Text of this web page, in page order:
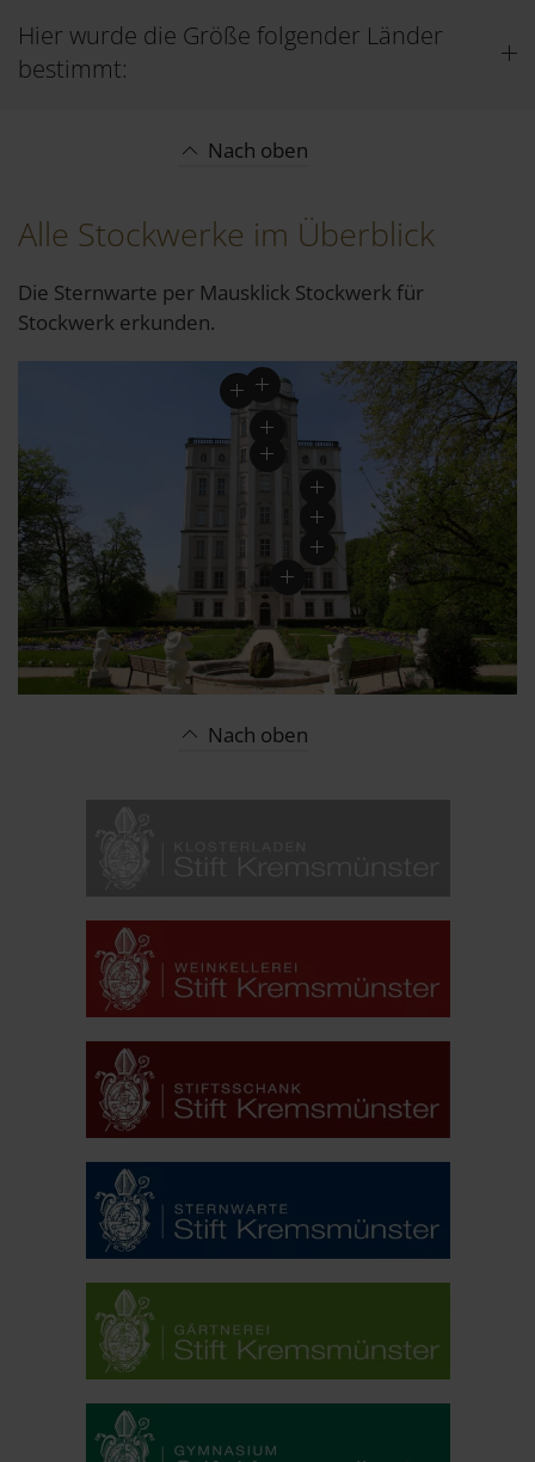
Hier wurde die Größe folgender Länder
bestimmt:
Nach oben
Alle Stockwerke im Überblick
Die Sternwarte per Mausklick Stockwerk für
Stockwerk erkunden.
Nach oben